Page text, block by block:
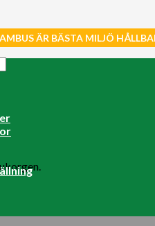
ÄR BÄSTA MILJÖ